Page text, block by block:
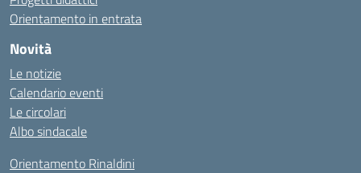
Orientamento in entrata
Novità
Le notizie
Calendario eventi
Le circolari
Albo sindacale
Orientamento Rinaldini